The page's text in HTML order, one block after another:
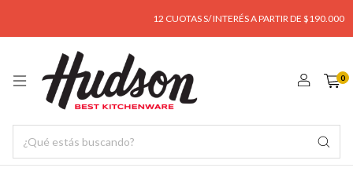
12 CUOTAS S/ INTERÉS A PARTIR DE $190.000
0